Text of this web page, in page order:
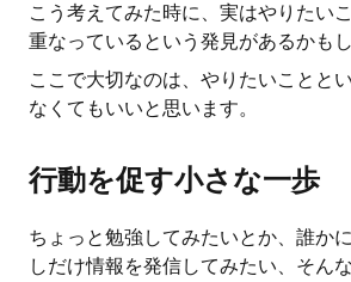
こう考えてみた時に、実はやりたい
重なっているという発見があるかもし
ここで大切なのは、やりたいことと
なくてもいいと思います。
行動を促す小さな一歩
ちょっと勉強してみたいとか、誰か
しだけ情報を発信してみたい、そん